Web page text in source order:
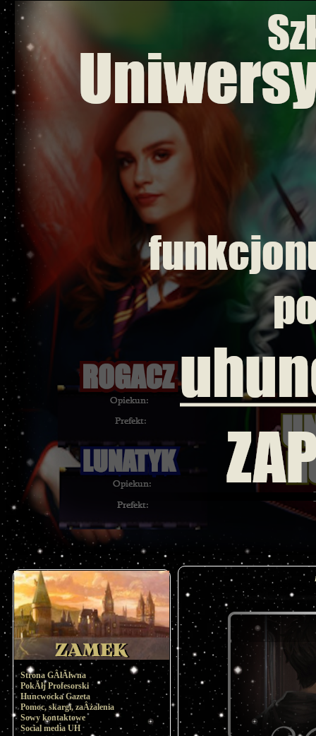
Strona GÂłĂłwna
PokĂłj Profesorski
Huncwocka Gazeta
Pomoc, skargi, zaÂżalenia
Sowy kontaktowe
Social media UH